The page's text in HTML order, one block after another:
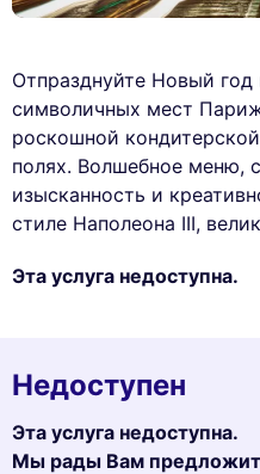
Отпразднуйте Новый
символичных мест
роскошной
полях. Волшебное меню,
изысканность и
стиле Наполеона III,
Эта услуга недоступна.
Недоступен
Эта услуга недоступна.
Мы рады Вам